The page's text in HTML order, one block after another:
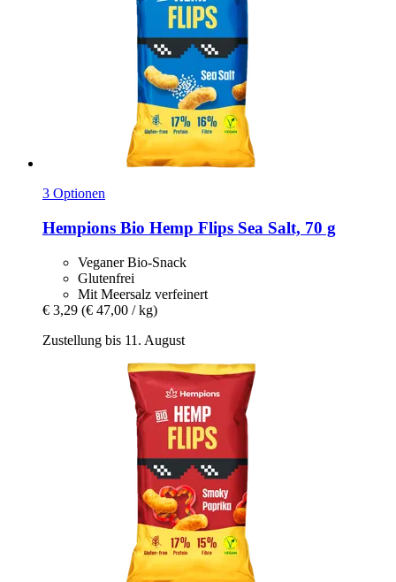
3 Optionen
Hempions Bio Hemp Flips Sea Salt, 70 g
Veganer Bio-Snack
Glutenfrei
Mit Meersalz verfeinert
€ 3,29 (€ 47,00 / kg)
Zustellung bis 11. August